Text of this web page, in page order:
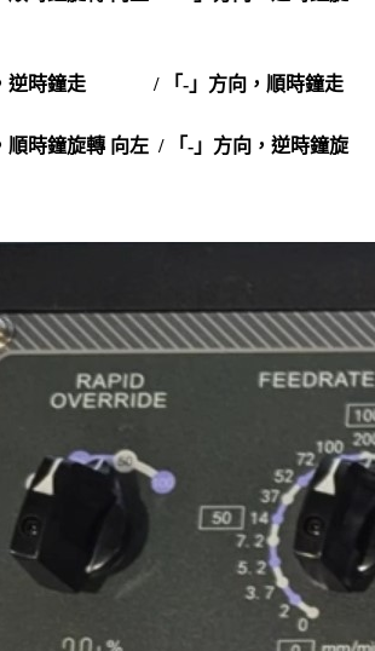
，逆時鐘走 / 「-」方向，順時鐘走
順時鐘旋轉 向左 / 「-」方向，逆時鐘旋